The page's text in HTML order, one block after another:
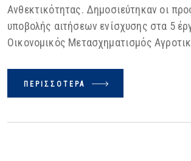
Ανθεκτικότητας. Δημοσιεύτηκαν οι
υποβολής αιτήσεων ενίσχυσης στα 5
Οικονομικός Μετασχηματισμός
ΠΕΡΙΣΣΌΤΕΡΑ